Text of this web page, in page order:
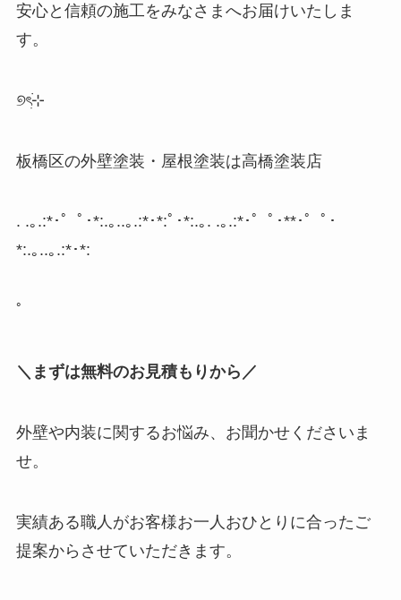
安心と信頼の施工をみなさまへお届けいたしま
す。
୭ৎ⊹
板橋区の外壁塗装・屋根塗装は高橋塗装店
. .｡ .:*･゜ﾟ･*:.｡ ..｡ .:*･*:ﾟ･*:.｡ . .｡ .:*･゜ﾟ･**･゜ﾟ･
*:.｡ ..｡ .:*･*:
ﾟ
＼まずは無料のお見積もりから／
外壁や内装に関するお悩み、お聞かせくださいま
せ。
実績ある職人がお客様お一人おひとりに合ったご
提案からさせていただきます。